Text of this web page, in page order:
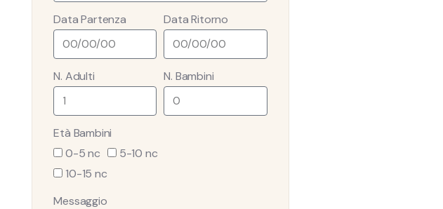
Data Partenza Data Ritorno
N. Adulti N. Bambini
Età Bambini
0-5 nc
5-10 nc
10-15 nc
Messaggio